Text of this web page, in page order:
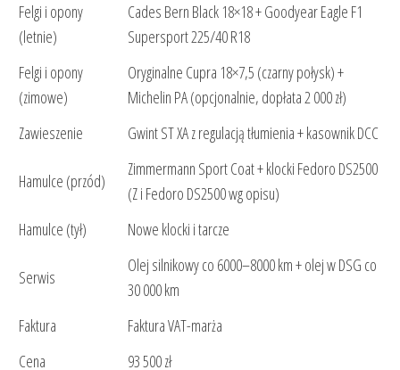
Felgi i opony
(letnie)
Cades Bern Black 18×18 + Goodyear Eagle F1
Supersport 225/40 R18
Felgi i opony
(zimowe)
Oryginalne Cupra 18×7,5 (czarny połysk) +
Michelin PA (opcjonalnie, dopłata 2 000 zł)
Zawieszenie
Gwint ST XA z regulacją tłumienia + kasownik DCC
Hamulce (przód)
Zimmermann Sport Coat + klocki Fedoro DS2500
(Z i Fedoro DS2500 wg opisu)
Hamulce (tył)
Nowe klocki i tarcze
Serwis
Olej silnikowy co 6000–8000 km + olej w DSG co
30 000 km
Faktura
Faktura VAT-marża
Cena
93 500 zł